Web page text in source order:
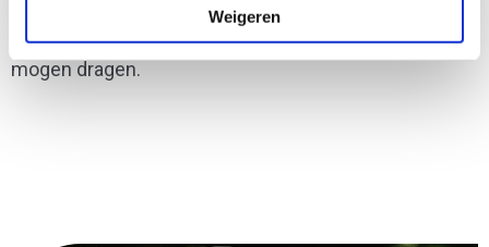
Weigeren
inzet en bijdrage is erkend en wij het keurmerk
mogen dragen.